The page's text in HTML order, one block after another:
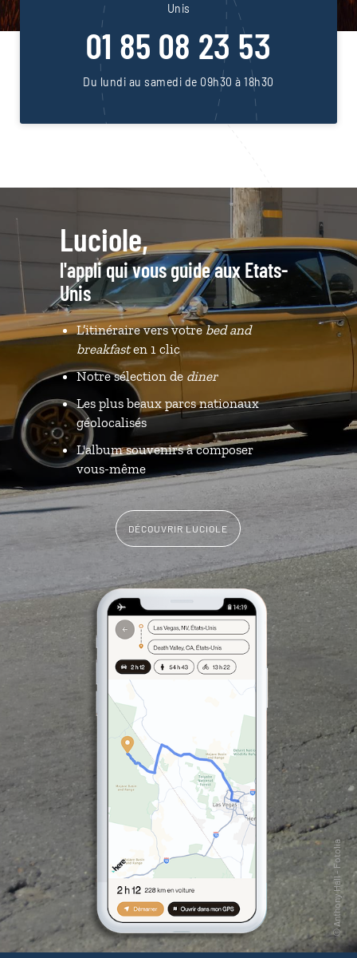
Unis
01 85 08 23 53
Du lundi au samedi de 09h30 à 18h30
Luciole,
l'appli qui vous guide aux Etats-
Unis
L’itinéraire vers votrebed and
breakfasten 1 clic
Notre sélection de diner
Les plus beaux parcs nationaux
géolocalisés
L'album souvenirs à composer
vous-même
DÉCOUVRIR LUCIOLE